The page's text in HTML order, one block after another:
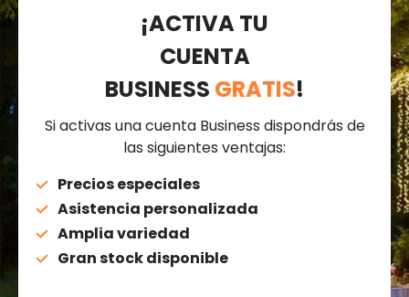
¡ACTIVA TU
CUENTA
BUSINESS GRATIS!
Si activas una cuenta Business dispondrás de
las siguientes ventajas:
Precios especiales
Asistencia personalizada
Amplia variedad
Gran stock disponible